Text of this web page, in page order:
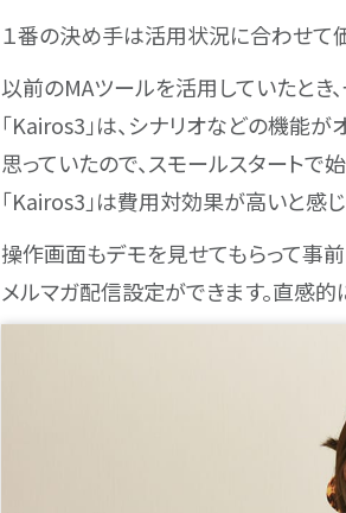
１番の決め手は活用状況に合わせて
以前のMAツールを活用していたとき
「Kairos3」は、シナリオなどの機能
思っていたので、スモールスタートで
「Kairos3」は費用対効果が高いと感じ
操作画面もデモを見せてもらって事
メルマガ配信設定ができます。直感的